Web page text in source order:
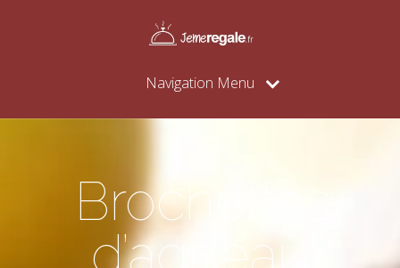
Navigation Menu
Brochettes
d’agneau